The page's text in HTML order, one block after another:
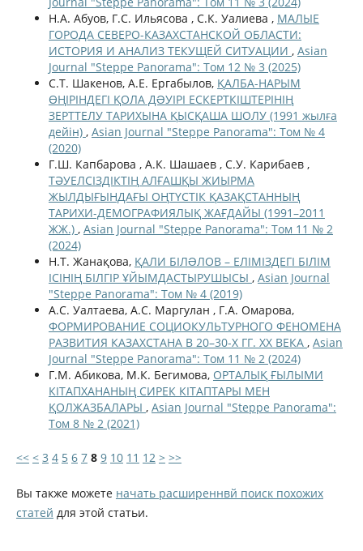
Н.А. Абуов, Г.С. Ильясова , С.К. Уалиева , МАЛЫЕ
ГОРОДА СЕВЕРО-КАЗАХСТАНСКОЙ ОБЛАСТИ:
ИСТОРИЯ И АНАЛИЗ ТЕКУЩЕЙ СИТУАЦИИ , Asian
Journal "Steppe Panorama": Том 12 № 3 (2025)
С.Т. Шакенов, А.Е. Ергабылов, ҚАЛБА-НАРЫМ
ӨҢІРІНДЕГІ ҚОЛА ДƏУІРІ ЕСКЕРТКІШТЕРІНІҢ
ЗЕРТТЕЛУ ТАРИХЫНА ҚЫСҚАША ШОЛУ (1991 жылға
дейін) , Asian Journal "Steppe Panorama": Том № 4
(2020)
Г.Ш. Капбарова , А.К. Шашаев , С.У. Карибаев ,
ТӘУЕЛСІЗДІКТІҢ АЛҒАШҚЫ ЖИЫРМА
ЖЫЛДЫҒЫНДАҒЫ ОҢТҮСТІК ҚАЗАҚСТАННЫҢ
ТАРИХИ-ДЕМОГРАФИЯЛЫҚ ЖАҒДАЙЫ (1991–2011
ЖЖ.) , Asian Journal "Steppe Panorama": Том 11 № 2
(2024)
Н.Т. Жанақова, ҚАЛИ БІЛƏЛОВ – ЕЛІМІЗДЕГІ БІЛІМ
ІСІНІҢ БІЛГІР ҰЙЫМДАСТЫРУШЫСЫ , Asian Journal
"Steppe Panorama": Том № 4 (2019)
А.С. Уалтаева, А.С. Маргулан , Г.А. Омарова,
ФОРМИРОВАНИЕ СОЦИОКУЛЬТУРНОГО ФЕНОМЕНА
РАЗВИТИЯ КАЗАХСТАНА В 20–30-Х ГГ. XX ВЕКА , Asian
Journal "Steppe Panorama": Том 11 № 2 (2024)
Г.М. Абикова, М.К. Бегимова, ОРТАЛЫҚ ҒЫЛЫМИ
КІТАПХАНАНЫҢ СИРЕК КІТАПТАРЫ МЕН
ҚОЛЖАЗБАЛАРЫ , Asian Journal "Steppe Panorama":
Том 8 № 2 (2021)
<< < 3 4 5 6 7 8 9 10 11 12 > >>
Вы также можете начать расширеннвй поиск похожих
статей для этой статьи.